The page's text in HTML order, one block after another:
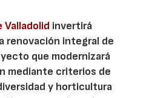
invertirá
renovación integral de
que modernizará
mediante criterios de
y horticultura